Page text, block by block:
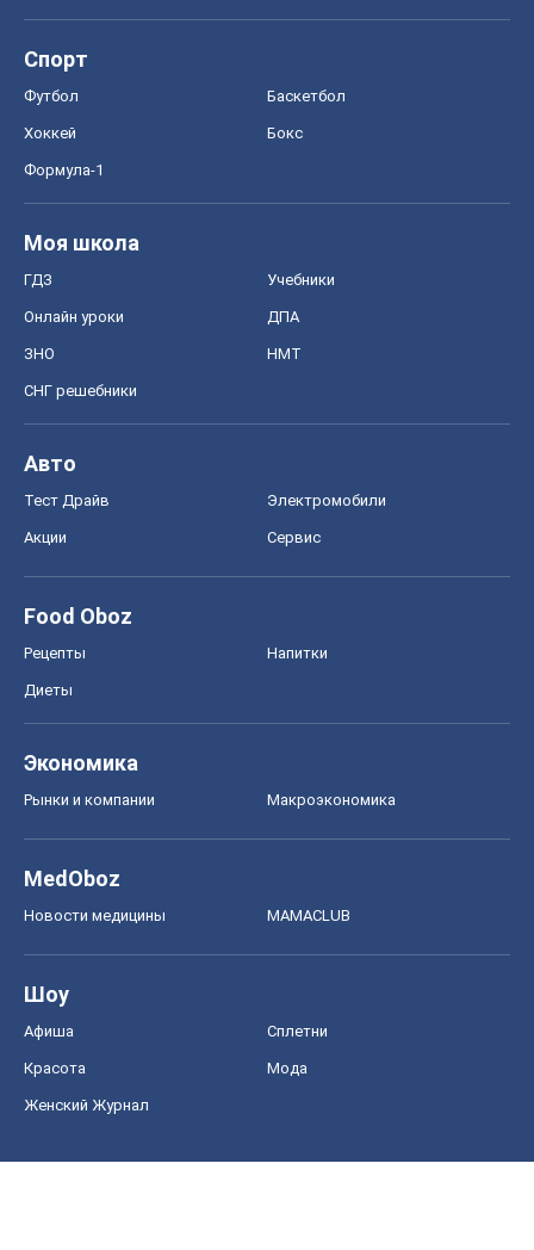
Спорт
Футбол Баскетбол
Хоккей Бокс
Формула-1
Моя школа
ГДЗ Учебники
Онлайн уроки ДПА
ЗНО НМТ
СНГ решебники
Авто
Тест Драйв Электромобили
Акции Сервис
Food Oboz
Рецепты Напитки
Диеты
Экономика
Рынки и компании Mакроэкономика
MedOboz
Новости медицины MAMACLUB
Шоу
Афиша Сплетни
Красота Мода
Женский Журнал